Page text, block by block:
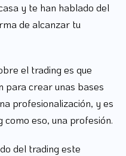
y te han hablado del
de alcanzar tu
el trading es que
para crear unas bases
profesionalización, y es
eso, una profesión.
del trading este